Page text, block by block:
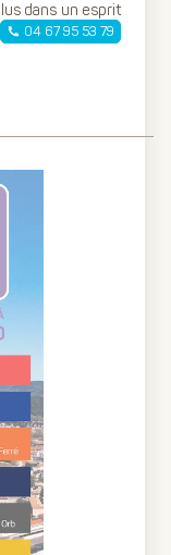
dans un esprit
04 67 95 53 79